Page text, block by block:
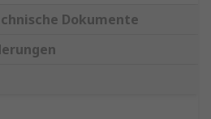
Dokumente